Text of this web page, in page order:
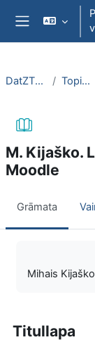
Atvērt galveno
Sānu panelis
DatZT003 Topic 2
M. Kijaško.
Moodle
Grāmata
Mihais
Titullapa